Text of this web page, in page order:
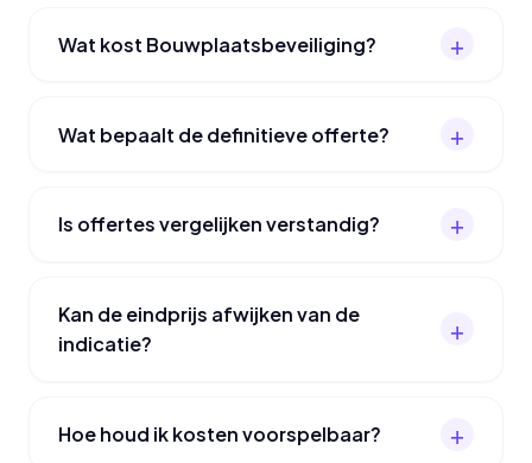
Wat kost Bouwplaatsbeveiliging?
Wat bepaalt de definitieve offerte?
Is offertes vergelijken verstandig?
Kan de eindprijs afwijken van de
indicatie?
Hoe houd ik kosten voorspelbaar?